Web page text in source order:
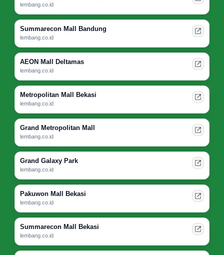
lembang.co.id
Summarecon Mall Bandung
lembang.co.id
AEON Mall Deltamas
lembang.co.id
Metropolitan Mall Bekasi
lembang.co.id
Grand Metropolitan Mall
lembang.co.id
Grand Galaxy Park
lembang.co.id
Pakuwon Mall Bekasi
lembang.co.id
Summarecon Mall Bekasi
lembang.co.id